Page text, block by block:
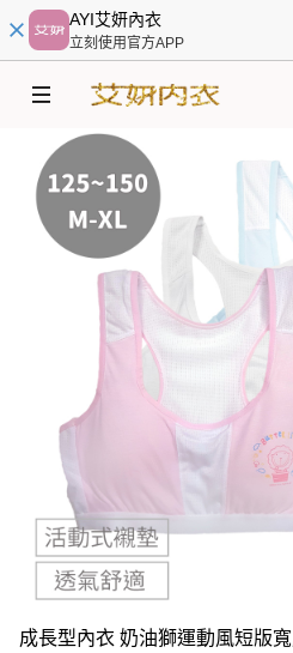
AYI艾妍內衣
立刻使用官方APP
成長型內衣 奶油獅運動風短版